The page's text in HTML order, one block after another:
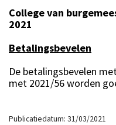
College van
2021
Betalingsbevelen
De betalingsbevelen
met 2021/56 worden
Publicatiedatum: 31/03/2021